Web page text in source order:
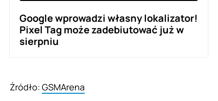
Google wprowadzi własny lokalizator!
Pixel Tag może zadebiutować już w
sierpniu
Źródło: GSMArena